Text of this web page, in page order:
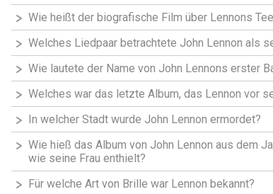
Wie heißt der biografische Film über Lennons
Welches Liedpaar betrachtete John Lennon als
Wie lautete der Name von John Lennons erster
Welches war das letzte Album, das Lennon vor
In welcher Stadt wurde John Lennon ermordet?
Wie hieß das Album von John Lennon aus dem
wie seine Frau enthielt?
Für welche Art von Brille war Lennon bekannt?